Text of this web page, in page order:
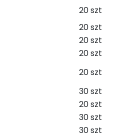
20 szt
20 szt
20 szt
20 szt
20 szt
30 szt
20 szt
30 szt
30 szt